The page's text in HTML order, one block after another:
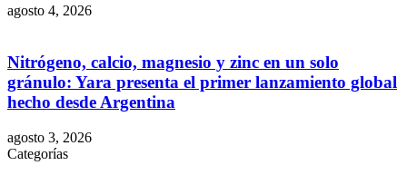
agosto 4, 2026
Nitrógeno, calcio, magnesio y zinc en un solo
gránulo: Yara presenta el primer lanzamiento global
hecho desde Argentina
agosto 3, 2026
Categorías